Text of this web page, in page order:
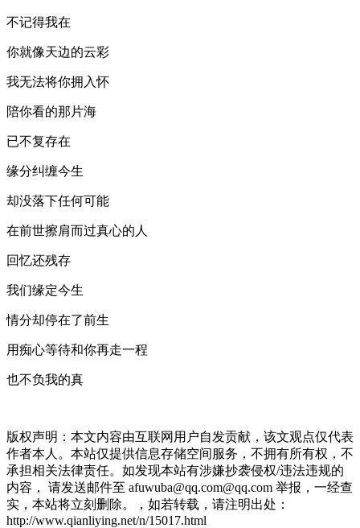
不记得我在
你就像天边的云彩
我无法将你拥入怀
陪你看的那片海
已不复存在
缘分纠缠今生
却没落下任何可能
在前世擦肩而过真心的人
回忆还残存
我们缘定今生
情分却停在了前生
用痴心等待和你再走一程
也不负我的真
版权声明：本文内容由互联网用户自发贡献，该文观点仅代表
作者本人。本站仅提供信息存储空间服务，不拥有所有权，不
承担相关法律责任。如发现本站有涉嫌抄袭侵权/违法违规的
内容， 请发送邮件至 afuwuba@qq.com@qq.com 举报，一经查
实，本站将立刻删除。，如若转载，请注明出处：
http://www.qianliying.net/n/15017.html